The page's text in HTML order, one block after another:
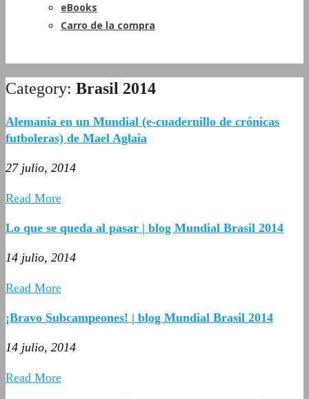
eBooks
Carro de la compra
Category: Brasil 2014
Alemania en un Mundial (e-cuadernillo de crónicas
futboleras) de Mael Aglaia
27 julio, 2014
Read More
Lo que se queda al pasar | blog Mundial Brasil 2014
14 julio, 2014
Read More
¡Bravo Subcampeones! | blog Mundial Brasil 2014
14 julio, 2014
Read More